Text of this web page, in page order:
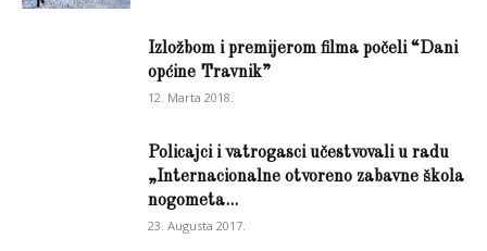
Izložbom i premijerom filma počeli “Dani
općine Travnik”
12. Marta 2018.
Policajci i vatrogasci učestvovali u radu
„Internacionalne otvoreno zabavne škola
nogometa...
23. Augusta 2017.